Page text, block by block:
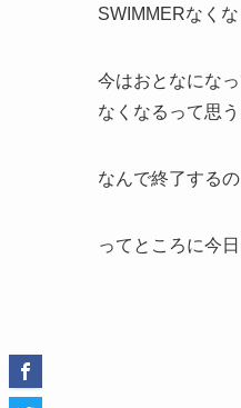
SWIMMERなく
今はおとなにな
なくなるって思
なんで終了するの
ってところに今